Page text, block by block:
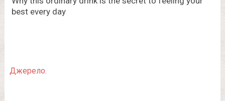
Джерело.